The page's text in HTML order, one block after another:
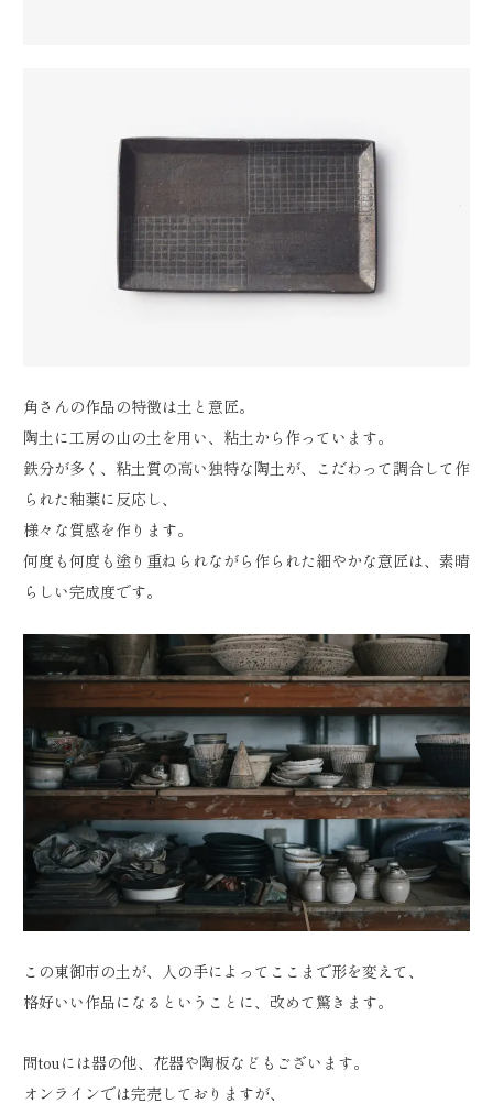
角さんの作品の特徴は土と意匠。
陶土に工房の山の土を用い、粘土から作っています。
鉄分が多く、粘土質の高い独特な陶土が、こだわって調合して作
られた釉薬に反応し、
様々な質感を作ります。
何度も何度も塗り重ねられながら作られた細やかな意匠は、素晴
らしい完成度です。
この東御市の土が、人の手によってここまで形を変えて、
格好いい作品になるということに、改めて驚きます。
問touには器の他、花器や陶板などもございます。
オンラインでは完売しておりますが、